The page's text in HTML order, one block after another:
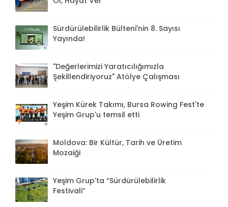
Sürdürülebilirlik Bülteni'nin 8. Sayısı
Yayında!
"Değerlerimizi Yaratıcılığımızla
Şekillendiriyoruz" Atölye Çalışması
Yeşim Kürek Takımı, Bursa Rowing Fest'te
Yeşim Grup'u temsil etti
Moldova: Bir Kültür, Tarih ve Üretim
Mozaiği
Yeşim Grup'ta “Sürdürülebilirlik
Festivali”